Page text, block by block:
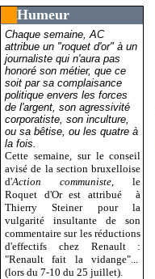
Humeur
Chaque semaine, AC
attribue un "roquet d'or" à un
journaliste qui n'aura pas
honoré son métier, que ce
soit par sa complaisance
politique envers les forces
de l'argent, son agressivité
corporatiste, son inculture,
ou sa bêtise, ou les quatre à
la fois.
Cette semaine, sur le conseil
avisé de la section bruxelloise
d'Action communiste , le
Roquet d'Or est attribué
à
Thierry Steiner pour la
vulgarité insultante de son
commentaire sur les réductions
d'effectifs chez Renault :
"Renault fait la vidange"...
(lors du 7-10 du 25 juillet).